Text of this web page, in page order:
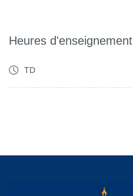
Heures d'enseignement
TD